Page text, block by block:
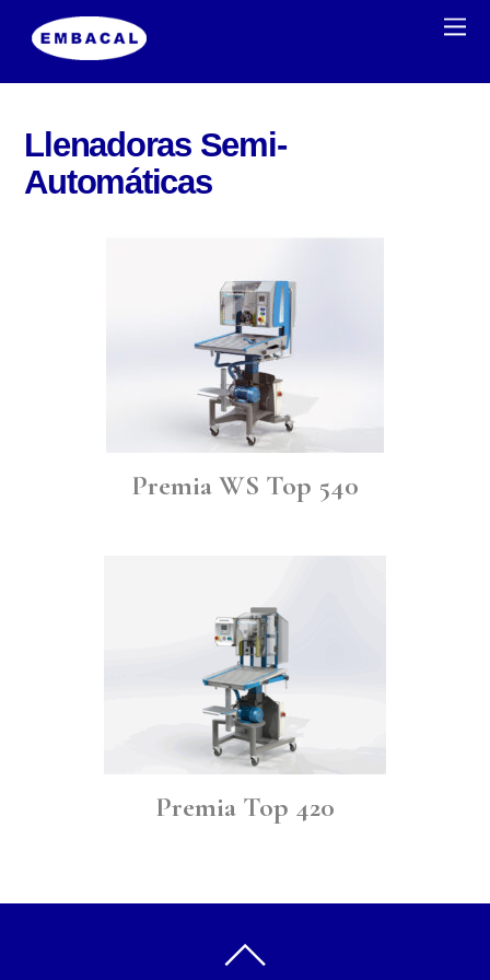
Llenadoras Semi-
Automáticas
Premia WS Top 540
Premia Top 420